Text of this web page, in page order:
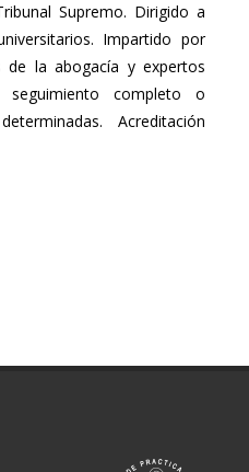
Supremo. Dirigido a
Impartido por
de la abogacía y expertos
seguimiento completo o
Acreditación